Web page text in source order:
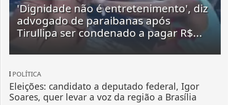
'Dignidade não é entretenimento', diz
advogado de paraibanas após
Tirullipa ser condenado a pagar R$...
POLÍTICA
Eleições: candidato a deputado federal, Igor
Soares, quer levar a voz da região a Brasília